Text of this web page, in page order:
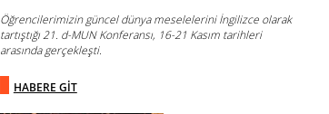
Öğrencilerimizin güncel dünya meselelerini İngilizce olarak
tartıştığı 21. d-MUN Konferansı, 16-21 Kasım tarihleri
arasında gerçekleşti.
HABERE GİT